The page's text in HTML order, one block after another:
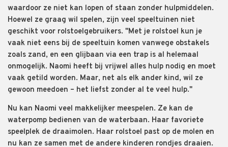
waardoor ze niet kan lopen of staan zonder hulpmiddelen.
Hoewel ze graag wil spelen, zijn veel speeltuinen niet
geschikt voor rolstoelgebruikers. "Met je rolstoel kun je
vaak niet eens bij de speeltuin komen vanwege obstakels
zoals zand, en een glijbaan via een trap is al helemaal
onmogelijk. Naomi heeft bij vrijwel alles hulp nodig en moet
vaak getild worden. Maar, net als elk ander kind, wil ze
gewoon meedoen – het liefst zonder al te veel hulp."
Nu kan Naomi veel makkelijker meespelen. Ze kan de
waterpomp bedienen van de waterbaan. Haar favoriete
speelplek de draaimolen. Haar rolstoel past op de molen en
nu kan ze samen met de andere kinderen rondjes draaien.